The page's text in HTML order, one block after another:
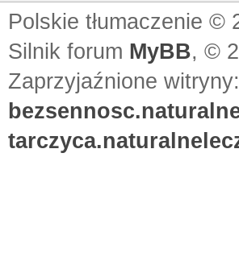
Polskie tłumaczenie ©
Silnik forum MyBB, ©
Zaprzyjaźnione witryny: